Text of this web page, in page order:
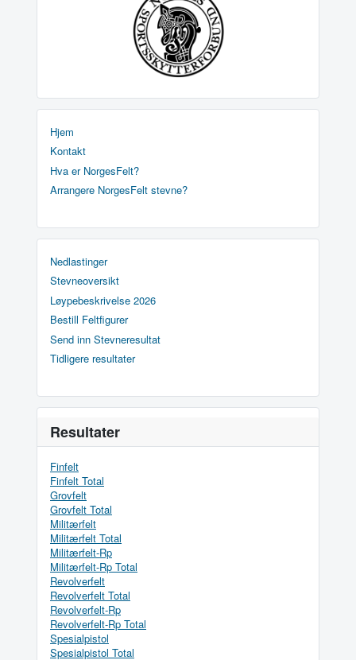
Hjem
Kontakt
Hva er NorgesFelt?
Arrangere NorgesFelt stevne?
Nedlastinger
Stevneoversikt
Løypebeskrivelse 2026
Bestill Feltfigurer
Send inn Stevneresultat
Tidligere resultater
Resultater
Finfelt
Finfelt Total
Grovfelt
Grovfelt Total
Militærfelt
Militærfelt Total
Militærfelt-Rp
Militærfelt-Rp Total
Revolverfelt
Revolverfelt Total
Revolverfelt-Rp
Revolverfelt-Rp Total
Spesialpistol
Spesialpistol Total